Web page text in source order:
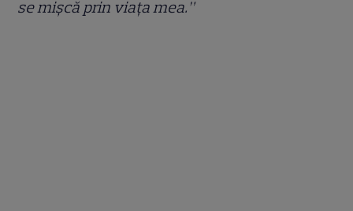
se mișcă prin viața mea.”